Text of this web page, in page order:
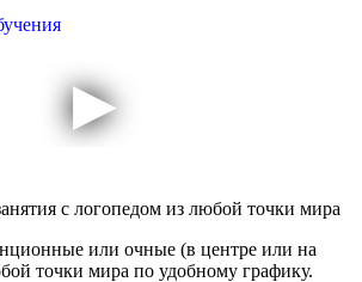
или очные (в центре или на
точки мира по удобному графику.